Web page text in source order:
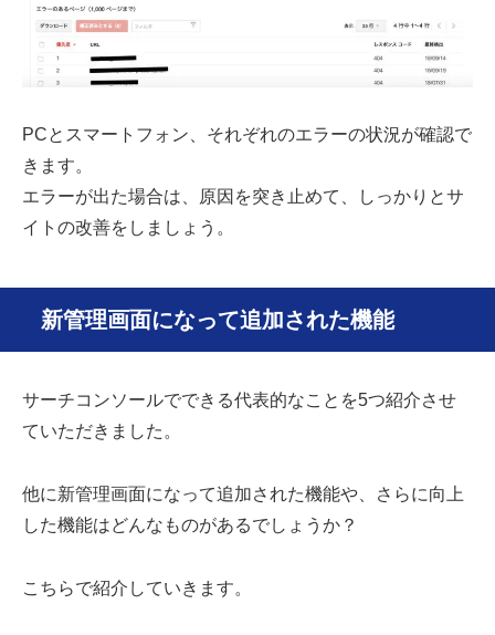
PCとスマートフォン、それぞれのエラーの状況が確認で
きます。
エラーが出た場合は、原因を突き止めて、しっかりとサ
イトの改善をしましょう。
新管理画面になって追加された機能
サーチコンソールでできる代表的なことを5つ紹介させ
ていただきました。
他に新管理画面になって追加された機能や、さらに向上
した機能はどんなものがあるでしょうか？
こちらで紹介していきます。